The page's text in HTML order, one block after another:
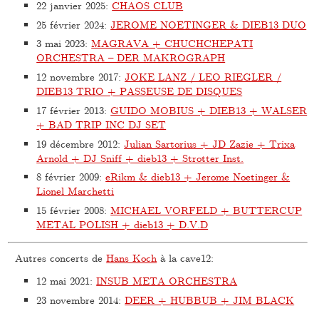
22 janvier 2025:CHAOS CLUB
25 février 2024:JEROME NOETINGER & DIEB13 DUO
3 mai 2023:MAGRAVA + CHUCHCHEPATI
ORCHESTRA – DER MAKROGRAPH
12 novembre 2017:JOKE LANZ / LEO RIEGLER /
DIEB13 TRIO + PASSEUSE DE DISQUES
17 février 2013:GUIDO MOBIUS + DIEB13 + WALSER
+ BAD TRIP INC DJ SET
19 décembre 2012:Julian Sartorius + JD Zazie + Trixa
Arnold + DJ Sniff + dieb13 + Strotter Inst.
8 février 2009:eRikm & dieb13 + Jerome Noetinger &
Lionel Marchetti
15 février 2008:MICHAEL VORFELD + BUTTERCUP
METAL POLISH + dieb13 + D.V.D
Autres concerts deHans Koch à la cave12:
12 mai 2021:INSUB META ORCHESTRA
23 novembre 2014:DEER + HUBBUB + JIM BLACK